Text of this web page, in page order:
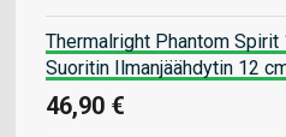
Thermalright Phantom Spirit
Suoritin Ilmanjäähdytin 12
46,90 €